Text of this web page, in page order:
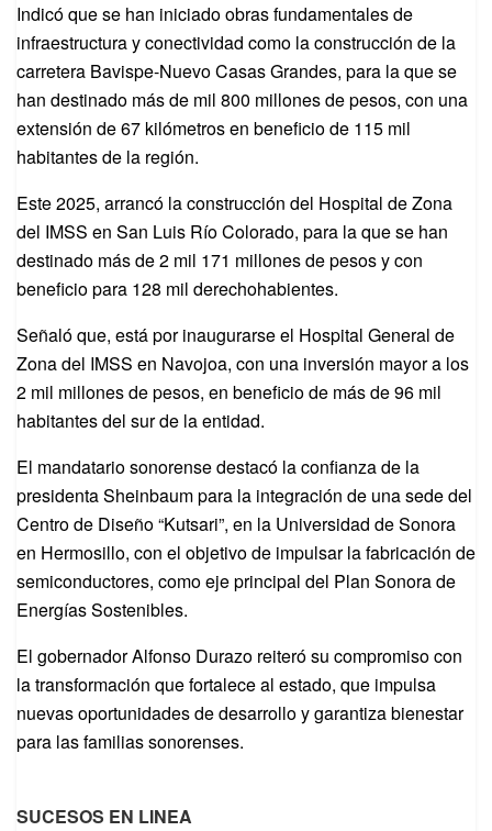
Indicó que se han iniciado obras fundamentales de
infraestructura y conectividad como la construcción de la
carretera Bavispe-Nuevo Casas Grandes, para la que se
han destinado más de mil 800 millones de pesos, con una
extensión de 67 kilómetros en beneficio de 115 mil
habitantes de la región.
Este 2025, arrancó la construcción del Hospital de Zona
del IMSS en San Luis Río Colorado, para la que se han
destinado más de 2 mil 171 millones de pesos y con
beneficio para 128 mil derechohabientes.
Señaló que, está por inaugurarse el Hospital General de
Zona del IMSS en Navojoa, con una inversión mayor a los
2 mil millones de pesos, en beneficio de más de 96 mil
habitantes del sur de la entidad.
El mandatario sonorense destacó la confianza de la
presidenta Sheinbaum para la integración de una sede del
Centro de Diseño “Kutsari”, en la Universidad de Sonora
en Hermosillo, con el objetivo de impulsar la fabricación de
semiconductores, como eje principal del Plan Sonora de
Energías Sostenibles.
El gobernador Alfonso Durazo reiteró su compromiso con
la transformación que fortalece al estado, que impulsa
nuevas oportunidades de desarrollo y garantiza bienestar
para las familias sonorenses.
SUCESOS EN LINEA